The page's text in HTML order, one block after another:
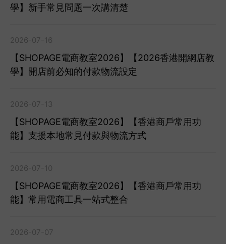
學】新手常見問題一次講清楚
2026-07-16
【SHOPAGE電商教室2026】【2026香港開網店教
學】開店前必知的付款物流設定
2026-07-13
【SHOPAGE電商教室2026】【香港商戶常用功
能】支援本地常見付款與物流方式
2026-07-10
【SHOPAGE電商教室2026】【香港商戶常用功
能】常用電商工具一站式整合
2026-07-07